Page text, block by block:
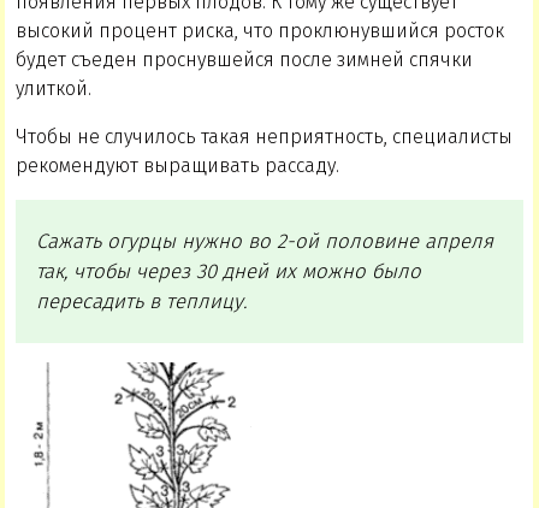
высокий процент риска, что проклюнувшийся росток
будет съеден проснувшейся после зимней спячки
улиткой.
Чтобы не случилось такая неприятность, специалисты
рекомендуют выращивать рассаду.
Сажать огурцы нужно во 2-ой половине апреля
так, чтобы через 30 дней их можно было
пересадить в теплицу.